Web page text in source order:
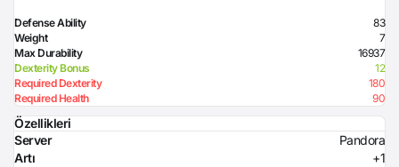
Defense Ability
83
Weight
7
Max Durability
16937
Dexterity Bonus
12
Required Dexterity
180
Required Health
90
Özellikleri
Server
Pandora
Artı
+1